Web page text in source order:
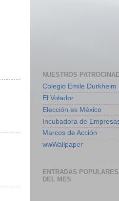
NUESTROS
Colegio Emile Durkheim
El Volador
Elección es México
Incubadora de
Marcos de Acción
wwWallpaper
ENTRADAS POPULARES
DEL MES